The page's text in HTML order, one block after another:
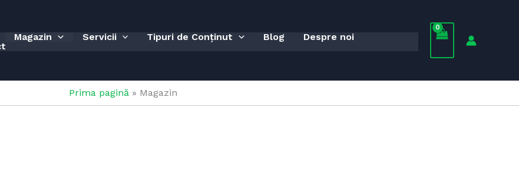
Magazin Servicii Tipuri de Conținut Blog
Despre noi
Prima pagină » Magazin